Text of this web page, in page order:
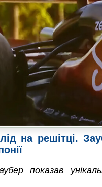
на решітці.
показав